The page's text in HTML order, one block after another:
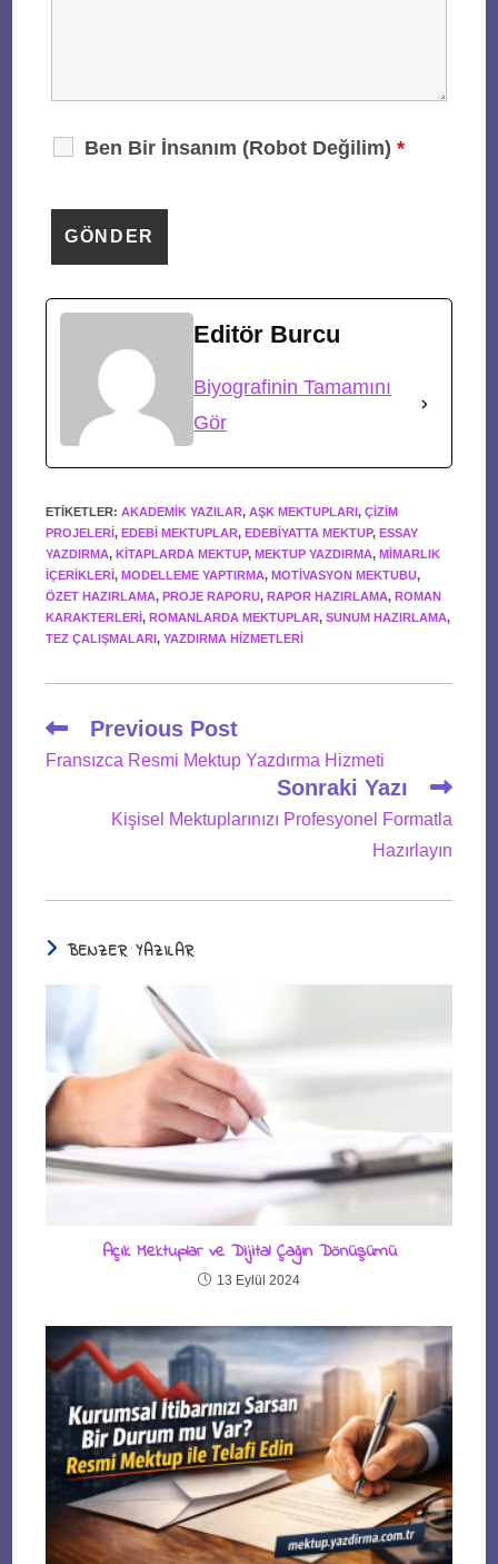
Ben Bir İnsanım (Robot Değilim)*
Editör Burcu
Biyografinin Tamamını
Gör
ETIKETLER:AKADEMIK YAZILAR, AŞK MEKTUPLARI, ÇIZIM
PROJELERI, EDEBI MEKTUPLAR, EDEBIYATTA MEKTUP, ESSAY
YAZDIRMA, KITAPLARDA MEKTUP, MEKTUP YAZDIRMA, MIMARLIK
IÇERIKLERI, MODELLEME YAPTIRMA, MOTIVASYON MEKTUBU,
ÖZET HAZIRLAMA, PROJE RAPORU, RAPOR HAZIRLAMA, ROMAN
KARAKTERLERI, ROMANLARDA MEKTUPLAR, SUNUM HAZIRLAMA,
TEZ ÇALIŞMALARI, YAZDIRMA HIZMETLERI
Read
more
articles
Previous Post
Fransızca Resmi Mektup Yazdırma Hizmeti
Sonraki Yazı
Kişisel Mektuplarınızı Profesyonel Formatla
Hazırlayın
BENZER YAZILAR
Açık Mektuplar ve Dijital Çağın Dönüşümü
13 Eylül 2024